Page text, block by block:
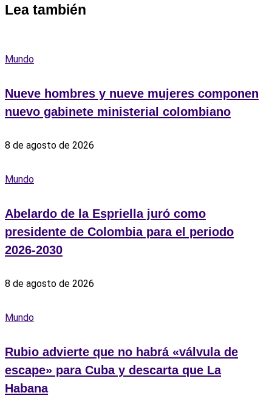
Lea también
Mundo
Nueve hombres y nueve mujeres componen
nuevo gabinete ministerial colombiano
8 de agosto de 2026
Mundo
Abelardo de la Espriella juró como
presidente de Colombia para el periodo
2026-2030
8 de agosto de 2026
Mundo
Rubio advierte que no habrá «válvula de
escape» para Cuba y descarta que La
Habana